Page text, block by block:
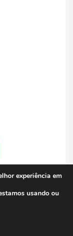
direitos
experiência em
usando ou